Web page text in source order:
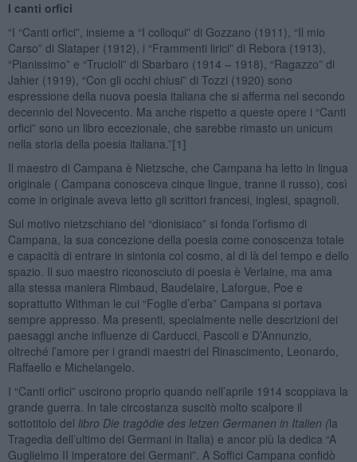
I canti orfici
“I “Canti orfici”, insieme a “I colloqui” di Gozzano (1911), “Il mio
Carso” di Slataper (1912), i “Frammenti lirici” di Rebora (1913),
“Pianissimo” e “Trucioli” di Sbarbaro (1914 – 1918), “Ragazzo” di
Jahier (1919), “Con gli occhi chiusi” di Tozzi (1920) sono
espressione della nuova poesia italiana che si afferma nel secondo
decennio del Novecento. Ma anche rispetto a queste opere i “Canti
orfici” sono un libro eccezionale, che sarebbe rimasto un unicum
nella storia della poesia italiana.”[1]
Il maestro di Campana è Nietzsche, che Campana ha letto in lingua
originale ( Campana conosceva cinque lingue, tranne il russo), così
come in originale aveva letto gli scrittori francesi, inglesi, spagnoli.
Sul motivo nietzschiano del “dionisiaco” si fonda l’orfismo di
Campana, la sua concezione della poesia come conoscenza totale
e capacità di entrare in sintonia col cosmo, al di là del tempo e dello
spazio. Il suo maestro riconosciuto di poesia è Verlaine, ma ama
alla stessa maniera Rimbaud, Baudelaire, Laforgue, Poe e
soprattutto Withman le cui “Foglie d’erba” Campana si portava
sempre appresso. Ma presenti, specialmente nelle descrizioni dei
paesaggi anche influenze di Carducci, Pascoli e D’Annunzio,
oltreché l’amore per i grandi maestri del Rinascimento, Leonardo,
Raffaello e Michelangelo.
I “Canti orfici” uscirono proprio quando nell’aprile 1914 scoppiava la
grande guerra. In tale circostanza suscitò molto scalpore il
sottotitolo del libro Die tragödie des letzen Germanen in Italien (la
Tragedia dell’ultimo dei Germani in Italia) e ancor più la dedica “A
Guglielmo II imperatore dei Germani”. A Soffici Campana confidò